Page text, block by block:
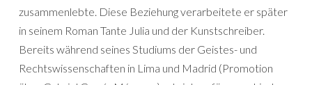
zusammenlebte. Diese Beziehung verarbeitete er später
in seinem Roman Tante Julia und der Kunstschreiber.
Bereits während seines Studiums der Geistes- und
Rechtswissenschaften in Lima und Madrid (Promotion